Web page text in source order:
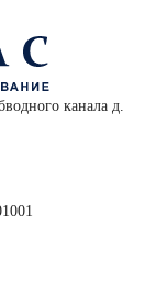
канала д.